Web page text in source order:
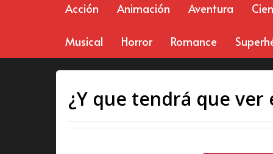
Acción Animación Aventura
Musical Horror Romance
¿Y que tendrá que ver